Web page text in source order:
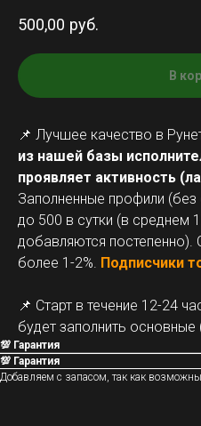
500,00 руб.
В
📌 Лучшее качество в
из нашей базы
проявляет активность
Заполненные профили (без
до 500 в сутки (в среднем
добавляются постепенно).
более 1-2%. Подписчики
📌 Старт в течение 12-24
будет заполнить основные
💯 Гарантия
💯 Гарантия
Добавляем с запасом, так как